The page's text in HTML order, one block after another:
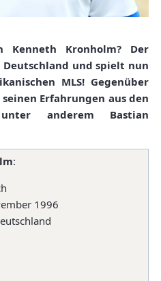
Kronholm? Der
und spielt nun
MLS! Gegenüber
Erfahrungen aus den
anderem Bastian
:
1996